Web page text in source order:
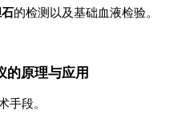
的检测以及基础血液检验。
的原理与应用
手段。